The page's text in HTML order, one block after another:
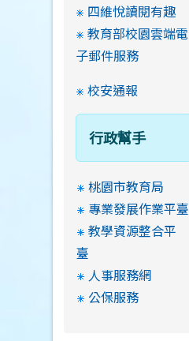
四維悅讀閱有趣
教育部校園雲端電
子郵件服務
校安通報
行政幫手
桃園市教育局
專業發展作業平臺
教學資源整合平
臺
人事服務網
公保服務